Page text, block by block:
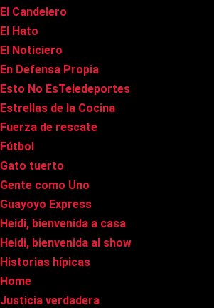
El Candelero
El Hato
El Noticiero
En Defensa Propia
Esto No EsTeledeportes
Estrellas de la Cocina
Fuerza de rescate
Fútbol
Gato tuerto
Gente como Uno
Guayoyo Express
Heidi, bienvenida a casa
Heidi, bienvenida al show
Historias hípicas
Home
Justicia verdadera